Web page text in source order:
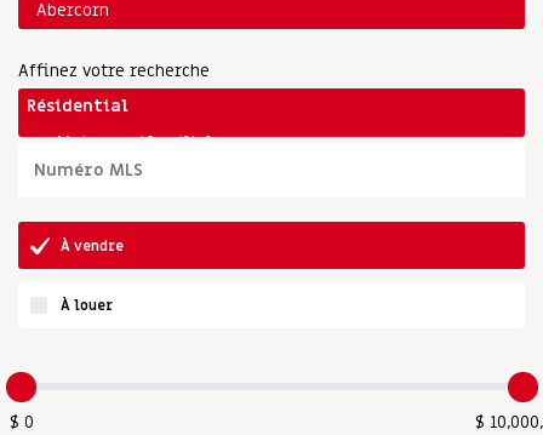
Affinez votre recherche
À vendre
À louer
$ 0 $